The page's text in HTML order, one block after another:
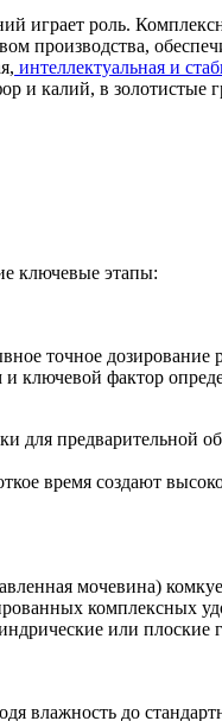
играет роль.
производства,
интеллектуальная и
и калий, в золотистые
ключевые этапы:
точное дозирование
ключевой фактор
для предварительной
время создают
мочевина)
комплексных
или плоские
влажность до